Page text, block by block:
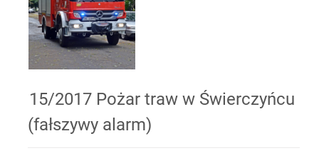
15/2017 Pożar traw w Świerczyńcu
(fałszywy alarm)